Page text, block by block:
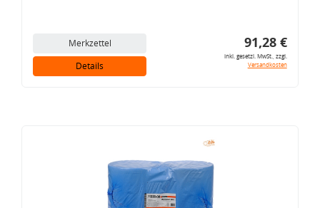
Merkzettel
Details
91,28 €
inkl. gesetzl. MwSt., zzgl.
Versandkosten